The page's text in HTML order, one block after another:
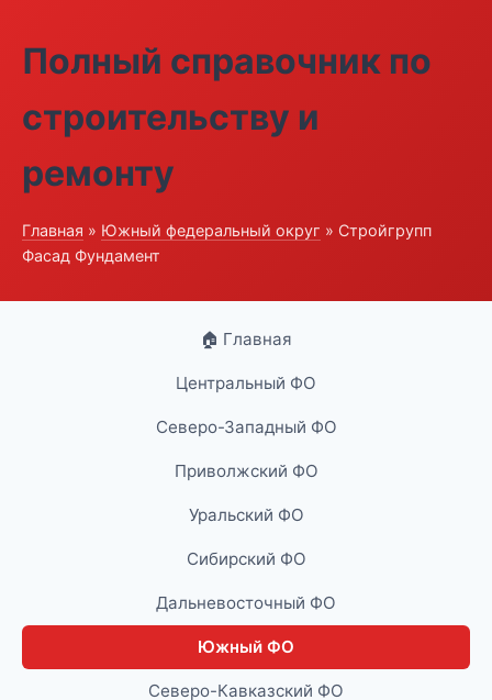
Полный справочник по
строительству и
ремонту
Главная » Южный федеральный округ » Стройгрупп
Фасад Фундамент
🏠 Главная
Центральный ФО
Северо-Западный ФО
Приволжский ФО
Уральский ФО
Сибирский ФО
Дальневосточный ФО
Южный ФО
Северо-Кавказский ФО